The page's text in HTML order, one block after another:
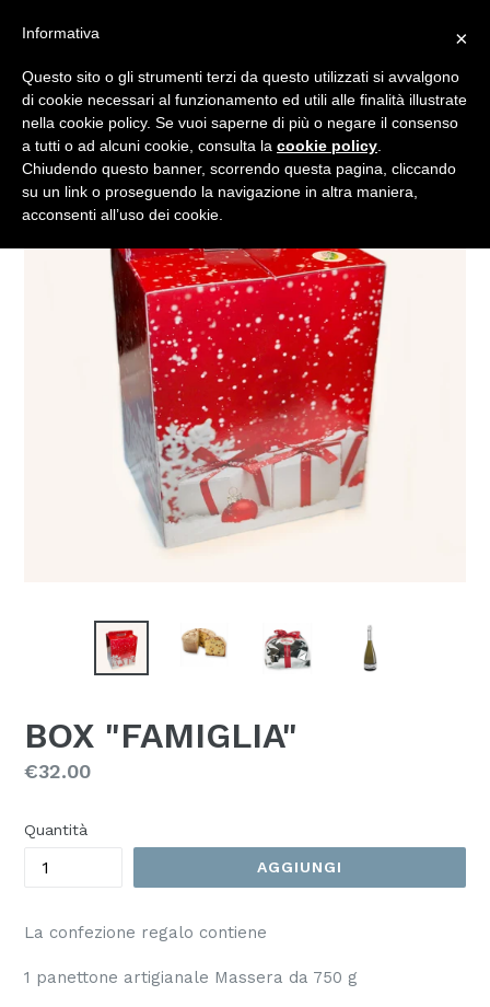
BOX "FAMIGLIA"
Prezzo
€32.00
Quantità
AGGIUNGI
La confezione regalo contiene
1 panettone artigianale Massera da 750 g
×
Informativa
Questo sito o gli strumenti terzi da questo utilizzati si avvalgono
di cookie necessari al funzionamento ed utili alle finalità illustrate
nella cookie policy. Se vuoi saperne di più o negare il consenso
a tutti o ad alcuni cookie, consulta la cookie policy.
Chiudendo questo banner, scorrendo questa pagina, cliccando
su un link o proseguendo la navigazione in altra maniera,
acconsenti all’uso dei cookie.